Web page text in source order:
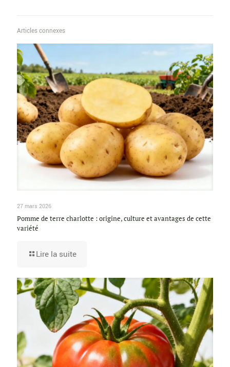
Articles connexes
27 mars 2026
Pomme de terre charlotte : origine, culture et avantages de cette
variété
Lire la suite